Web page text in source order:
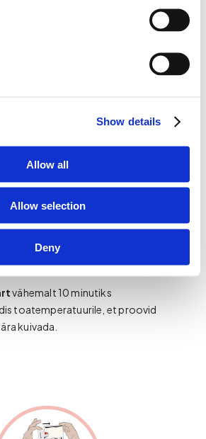
Show details
Allow all
Allow selection
Deny
ring korraga. Pigistage õrnalt
kuni veretilk kukub ise ringi
ei kata ära tervet ringi, laske
vähemalt 10 minutiks
toatemperatuurile, et proovid
kuivada.